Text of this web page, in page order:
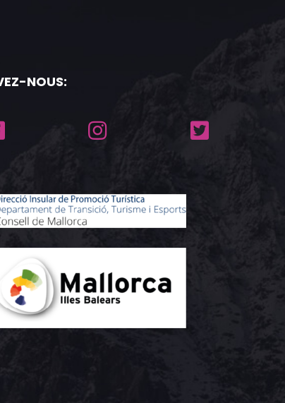
NOUS: